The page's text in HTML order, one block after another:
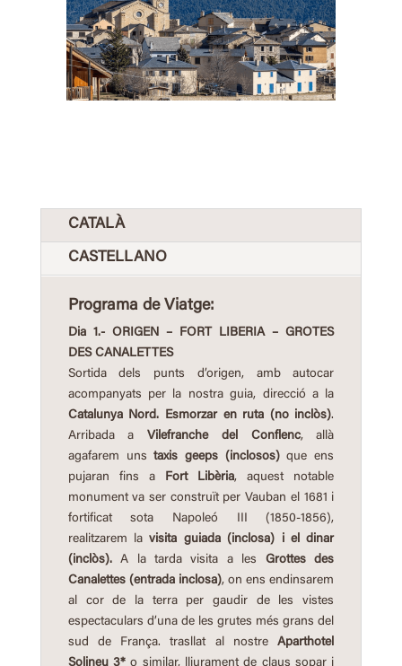
CATALÀ
CASTELLANO
Programa de Viatge:
Dia 1.- ORIGEN – FORT LIBERIA – GROTES
DES CANALETTES
Sortida dels punts d’origen, amb autocar
acompanyats per la nostra guia, direcció a la
Catalunya Nord. Esmorzar en ruta (no inclòs).
Arribada a Vilefranche del Conflenc, allà
agafarem unstaxis geeps (inclosos)que ens
pujaran fins a Fort Libèria, aquest notable
monument va ser construït per Vauban el 1681 i
fortificat sota Napoleó III (1850-1856),
realitzarem lavisita guiada (inclosa) i el dinar
(inclòs).A la tarda visita a les Grottes des
Canalettes (entrada inclosa), on ens endinsarem
al cor de la terra per gaudir de les vistes
espectaculars d’una de les grutes més grans del
sud de França. trasllat al nostreAparthotel